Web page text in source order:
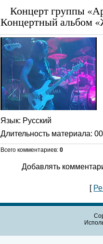
Концерт группы
Концертный альбом
Язык: Русский
Длительность материала:
Всего комментариев: 0
Добавлять
[